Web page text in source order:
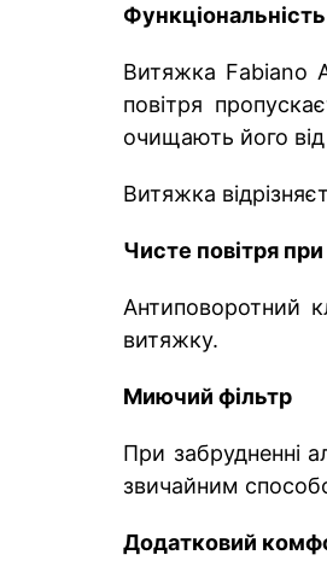
Витяжка Fabiano
повітря
очищають його від
Витяжка
Чисте повітря при
Антиповоротний
витяжку.
Миючий фільтр
При забрудненні
звичайним
Додатковий